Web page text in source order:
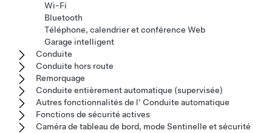
Wi-Fi
Bluetooth
Téléphone, calendrier et conférence Web
Garage intelligent
Conduite
Conduite hors route
Remorquage
Conduite entièrement automatique (supervisée)
Autres fonctionnalités de l' Conduite automatique
Fonctions de sécurité actives
Caméra de tableau de bord, mode Sentinelle et sécurité